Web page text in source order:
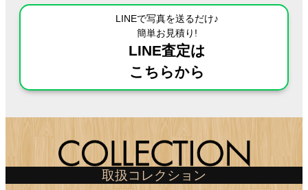
LINEで写真を送るだけ♪
簡単お見積り!
LINE査定は
こちらから
取扱コレクション